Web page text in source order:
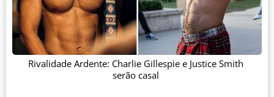
Rivalidade Ardente: Charlie Gillespie e Justice Smith
serão casal